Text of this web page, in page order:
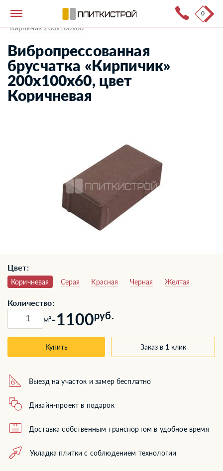
0
Тротуарная плитка → Каталог продукции
Кирпичик 200х100х60
Вибропрессованная
брусчатка «Кирпичик»
200х100х60, цвет
Коричневая
Цвет:
Коричневая Серая Красная Черная Желтая
Количество:
м²= 1100руб.
Купить Заказ в 1 клик
Выезд на участок и замер бесплатно
Дизайн-проект в подарок
Доставка собственным транспортом в удобное время
Укладка плитки с соблюдением технологии